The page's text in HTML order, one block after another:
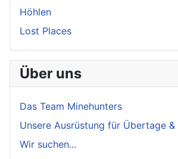
Höhlen
Lost Places
Über uns
Das Team Minehunters
Unsere Ausrüstung für Übertage
Wir suchen...